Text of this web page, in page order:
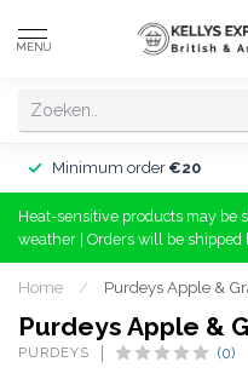
MENU
Minimum order €20
Heat-sensitive products may be
weather | Orders will be shipped
Home / Purdeys Apple &
Purdeys Apple &
PURDEYS (0)